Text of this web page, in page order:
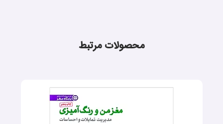
محصولات مرتبط